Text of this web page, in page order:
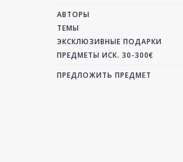
АВТОРЫ
ТЕМЫ
ЭКСКЛЮЗИВНЫЕ ПОДАРКИ
ПРЕДМЕТЫ ИСК. 30-300€
ПРЕДЛОЖИТЬ ПРЕДМЕТ